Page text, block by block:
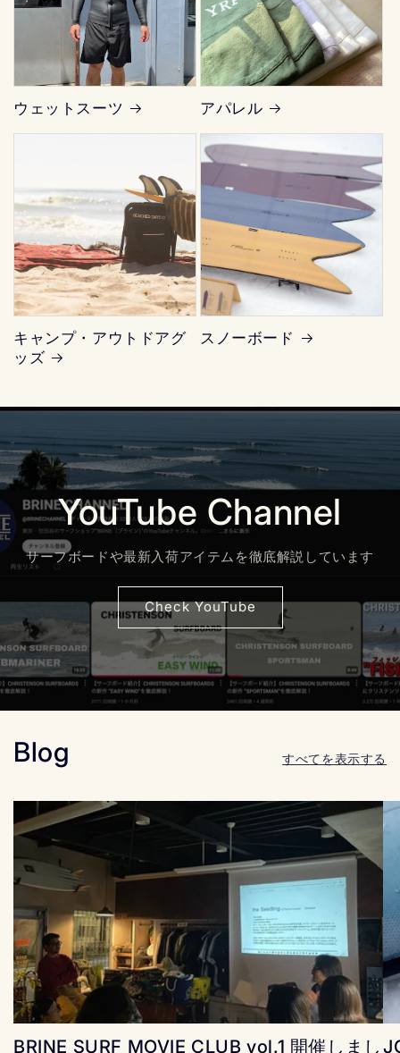
ウェットスーツ アパレル
キャンプ・アウトドアグ
ッズ
スノーボード
YouTube Channel
サーフボードや最新入荷アイテムを徹底解説しています
Check YouTube
Blog すべてを表示する
BRINE SURF MOVIE CLUB vol.1 開催しまし